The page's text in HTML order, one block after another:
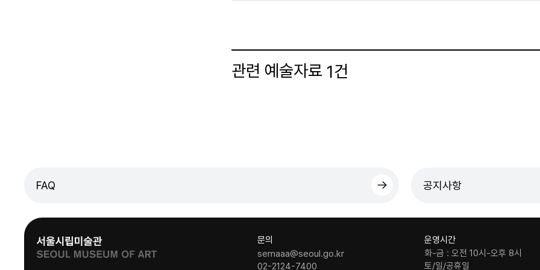
관련 예술자료 1건
FAQ 공지사항
문의
semaaa@seoul.go.kr
02-2124-7400
운영시간
화-금 : 오전 10시-오후 8시
토/일/공휴일